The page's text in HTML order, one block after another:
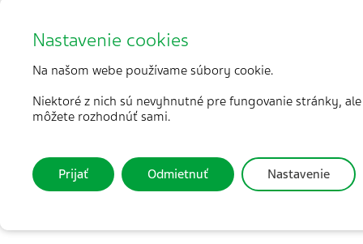
Nastavenie cookies
Na našom webe používame súbory cookie.
Niektoré z nich sú nevyhnutné pre fungovanie stránky,
môžete rozhodnúť sami.
Prijať Odmietnuť Nastavenie